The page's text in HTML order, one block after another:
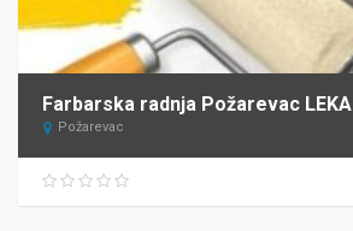
Farbarska radnja Požarevac LEKA
Požarevac